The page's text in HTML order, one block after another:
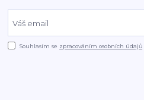
Souhlasím se zpracováním osobních údajů